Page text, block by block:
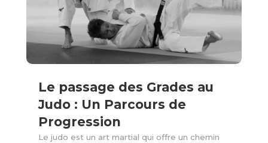
Le passage des Grades au
Judo : Un Parcours de
Progression
Le judo est un art martial qui offre un chemin